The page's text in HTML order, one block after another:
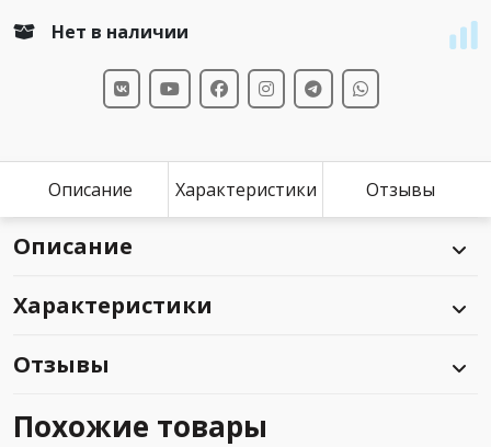
Нет в наличии
Описание Характеристики Отзывы
Описание
Характеристики
Отзывы
Похожие товары